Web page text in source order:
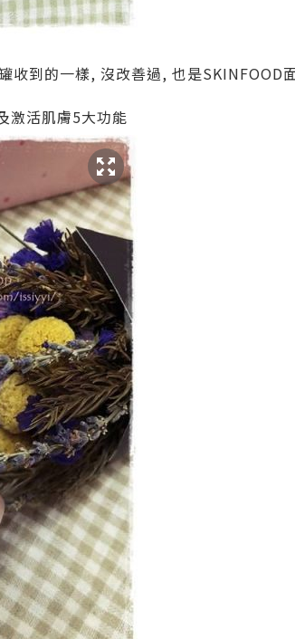
收到的一樣, 沒改善過, 也是SKINFOOD
激活肌膚5大功能